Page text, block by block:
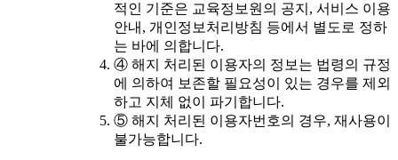
적인 기준은 교육정보원의 공지, 서비스 이용
안내, 개인정보처리방침 등에서 별도로 정하
는 바에 의합니다.
④ 해지 처리된 이용자의 정보는 법령의 규정
에 의하여 보존할 필요성이 있는 경우를 제외
하고 지체 없이 파기합니다.
⑤ 해지 처리된 이용자번호의 경우, 재사용이
불가능합니다.